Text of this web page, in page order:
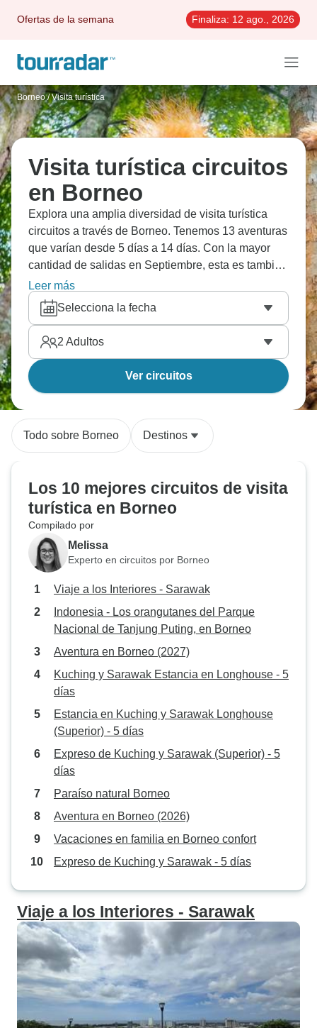
Ofertas de la semana Finaliza: 12 ago., 2026
Borneo / Visita turística
Visita turística circuitos
en Borneo
Explora una amplia diversidad de visita turística
circuitos a través de Borneo. Tenemos 13 aventuras
que varían desde 5 días a 14 días. Con la mayor
cantidad de salidas en Septiembre, esta es también
la época más popular del año.
Leer más
Selecciona la fecha
2 Adultos
Ver circuitos
Todo sobre Borneo Destinos
Los 10 mejores circuitos de visita
turística en Borneo
Compilado por
Melissa
Experto en circuitos por Borneo
Viaje a los Interiores - Sarawak
Indonesia - Los orangutanes del Parque
Nacional de Tanjung Puting, en Borneo
Aventura en Borneo (2027)
Kuching y Sarawak Estancia en Longhouse - 5
días
Estancia en Kuching y Sarawak Longhouse
(Superior) - 5 días
Expreso de Kuching y Sarawak (Superior) - 5
días
Paraíso natural Borneo
Aventura en Borneo (2026)
Vacaciones en familia en Borneo confort
Expreso de Kuching y Sarawak - 5 días
Viaje a los Interiores - Sarawak